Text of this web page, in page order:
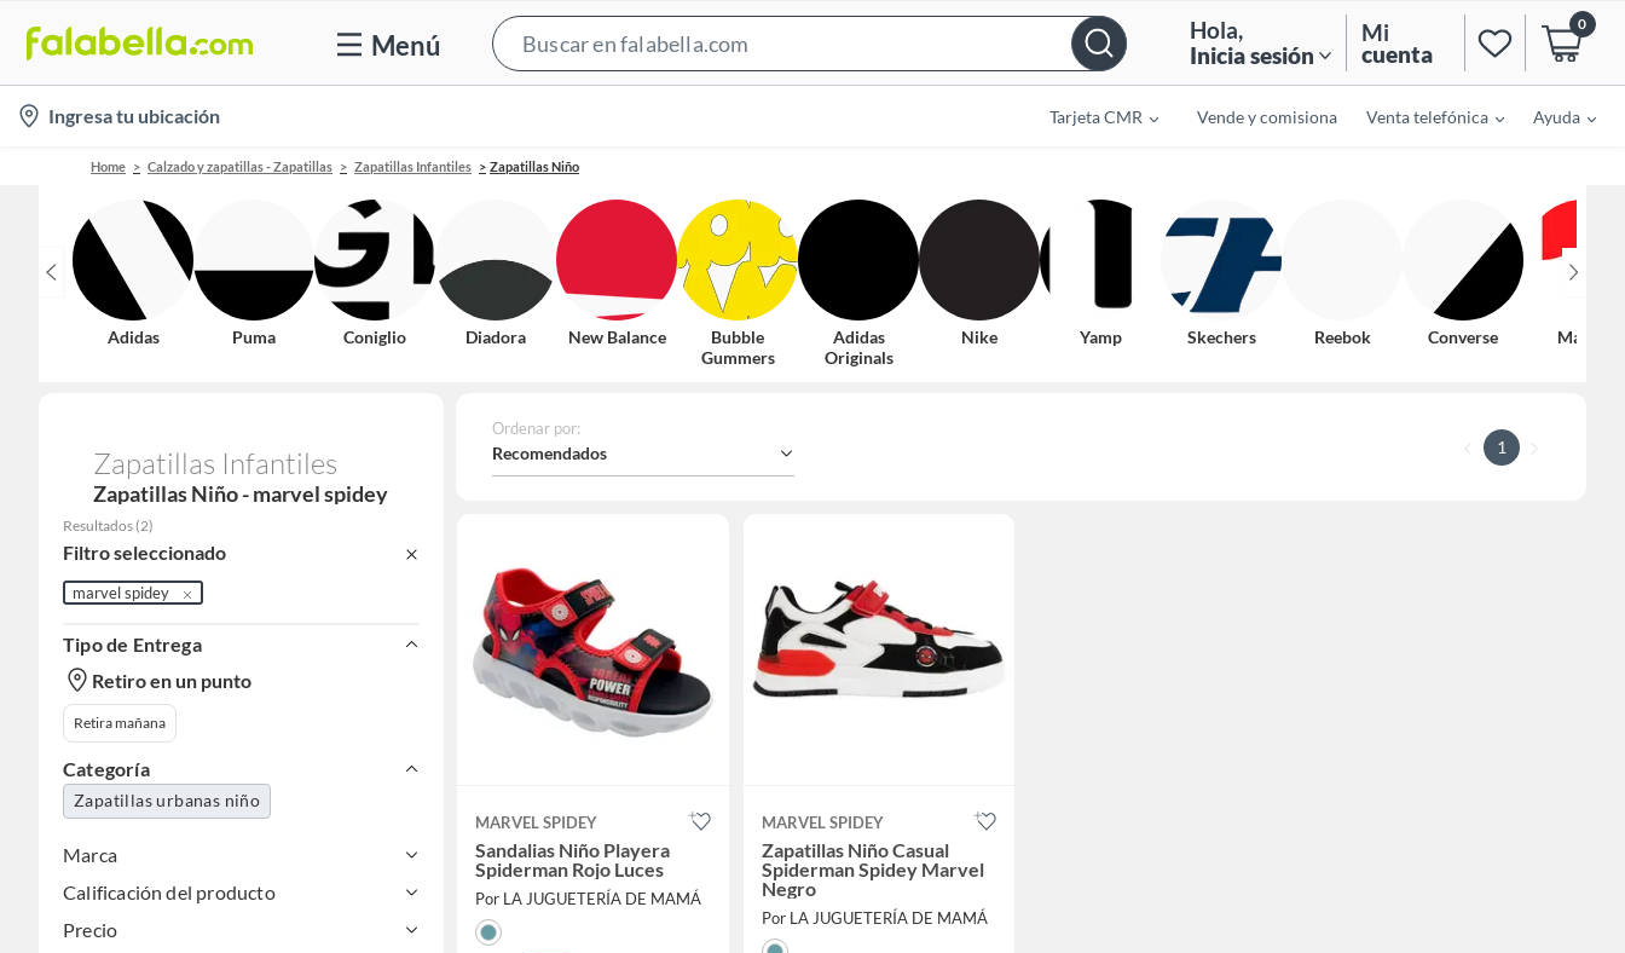
Menú
Bar
Hola,
Inicia sesión
Mi
cuenta
0
location-
icon
Ingresa tu ubicación Tarjeta CMR Vende y comisiona Venta telefónica Ayuda
Home Calzado y zapatillas - Zapatillas Zapatillas Infantiles Zapatillas Niño
Adidas Puma Coniglio Diadora New Balance
Bubble
Gummers
Adidas
Originals
Nike Yamp Skechers Reebok Converse Marvel
Zapatillas Infantiles
Zapatillas Niño - marvel spidey
Resultados (2)
Filtro seleccionado
marvel spidey
Tipo de Entrega
Retiro en un punto
Retira mañana
Categoría
Zapatillas urbanas niño
Marca
Calificación del producto
Precio
Ordenar por:
Recomendados 1
MARVEL SPIDEY
Sandalias Niño Playera
Spiderman Rojo Luces
Por LA JUGUETERÍA DE MAMÁ
MARVEL SPIDEY
Zapatillas Niño Casual
Spiderman Spidey Marvel
Negro
Por LA JUGUETERÍA DE MAMÁ